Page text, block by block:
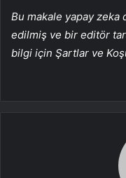
Bu makale yapay
edilmiş ve bir editör
bilgi için Şartlar ve